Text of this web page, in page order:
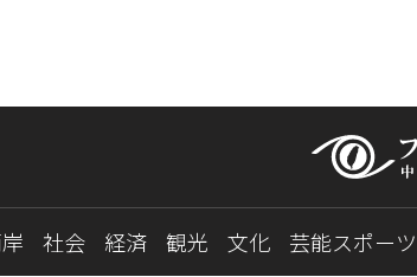
社会 経済 観光 文化 芸能スポーツ